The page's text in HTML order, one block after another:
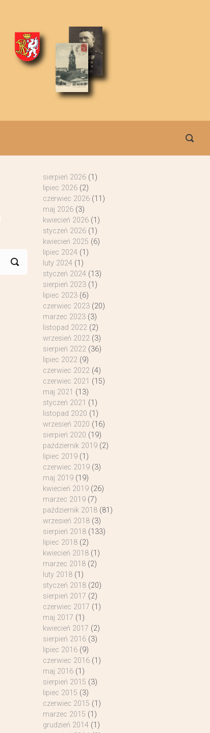
sierpień 2026(1)
lipiec 2026(2)
czerwiec 2026(11)
maj 2026(3)
kwiecień 2026(1)
styczeń 2026(1)
kwiecień 2025 (6)
lipiec 2024(1)
luty 2024(1)
styczeń 2024(13)
sierpień 2023(1)
lipiec 2023(6)
czerwiec 2023(20)
marzec 2023(3)
listopad 2022(2)
wrzesień 2022(3)
sierpień 2022(36)
lipiec 2022(9)
czerwiec 2022(4)
czerwiec 2021 (15)
maj 2021 (13)
styczeń 2021 (1)
listopad 2020 (1)
wrzesień 2020 (16)
sierpień 2020 (19)
październik 2019(2)
lipiec 2019(1)
czerwiec 2019(3)
maj 2019(19)
kwiecień 2019(26)
marzec 2019(7)
październik 2018(81)
wrzesień 2018(3)
sierpień 2018(133)
lipiec 2018(2)
kwiecień 2018(1)
marzec 2018(2)
luty 2018(1)
styczeń 2018(20)
sierpień 2017 (2)
czerwiec 2017 (1)
maj 2017 (1)
kwiecień 2017 (2)
sierpień 2016(3)
lipiec 2016(9)
czerwiec 2016(1)
maj 2016(1)
sierpień 2015 (3)
lipiec 2015 (3)
czerwiec 2015 (1)
marzec 2015 (1)
grudzień 2014(1)